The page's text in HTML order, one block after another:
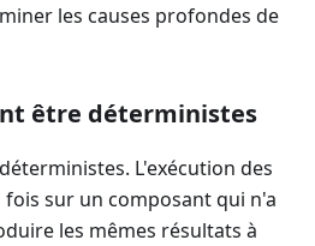
les causes profondes de
être déterministes
L'exécution des
sur un composant qui n'a
les mêmes résultats à